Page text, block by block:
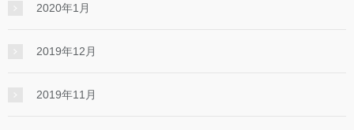
2020年1月
2019年12月
2019年11月